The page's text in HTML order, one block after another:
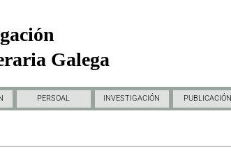
Galega
PERSOAL INVESTIGACIÓN